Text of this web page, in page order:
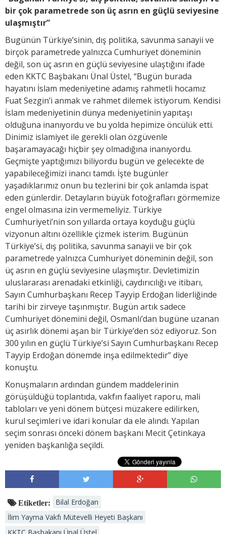
bir çok parametrede son üç asrın en güçlü seviyesine
ulaşmıştır”
Bugünün Türkiye’sinin, dış politika, savunma sanayii ve
birçok parametrede yalnızca Cumhuriyet döneminin
değil, son üç asrın en güçlü seviyesine ulaştığını ifade
eden KKTC Başbakanı Ünal Üstel, “Bugün burada
hayatını İslam medeniyetine adamış rahmetli hocamız
Fuat Sezgin’i anmak ve rahmet dilemek istiyorum. Kendisi
İslam medeniyetinin dünya medeniyetinin yapıtaşı
olduğuna inanıyordu ve bu yolda hepimize öncülük etti.
Dinimiz islamiyet ile gerekli olan özgüvenle
başaramayacağı hiçbir şey olmadığına inanıyordu.
Geçmişte yaptığımızı biliyordu bugün ve gelecekte de
yapabileceğimizi inancı tamdı. İşte bugünler
yaşadıklarımız onun bu tezlerini bir çok anlamda ispat
eden günlerdir. Detayların büyük fotoğrafları görmemize
engel olmasına izin vermemeliyiz. Türkiye
Cumhuriyeti’nin son yıllarda ortaya koyduğu güçlü
vizyonun altını özellikle çizmek isterim. Bugünün
Türkiye’si, dış politika, savunma sanayii ve bir çok
parametrede yalnızca Cumhuriyet döneminin değil, son
üç asrın en güçlü seviyesine ulaşmıştır. Devletimizin
uluslararası arenadaki etkinliği, caydırıcılığı ve itibarı,
Sayın Cumhurbaşkanı Recep Tayyip Erdoğan liderliğinde
tarihi bir zirveye taşınmıştır. Bugün artık sadece
Cumhuriyet dönemini değil, Osmanlı’dan bugüne uzanan
üç asırlık dönemi aşan bir Türkiye’den söz ediyoruz. Son
300 yılın en güçlü Türkiye’si Sayın Cumhurbaşkanı Recep
Tayyip Erdoğan dönemde inşa edilmektedir” diye
konuştu.
Konuşmaların ardından gündem maddelerinin
görüşüldüğü toplantıda, vakfın faaliyet raporu, mali
tabloları ve yeni dönem bütçesi müzakere edilirken,
kurul seçimleri ve idari konular da ele alındı. Yapılan
seçim sonrası önceki dönem başkanı Mecit Çetinkaya
yeniden başkanlığa seçildi.
Etiketler:
Bilal Erdoğan
İlim Yayma Vakfı Mütevelli Heyeti Başkanı